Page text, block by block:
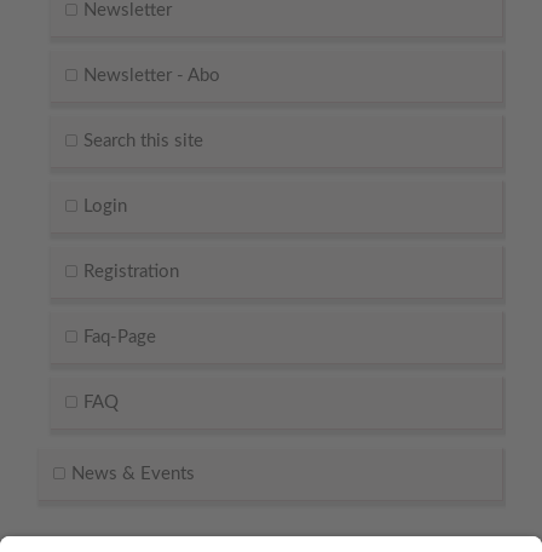
Newsletter
Newsletter - Abo
Search this site
Login
Registration
Faq-Page
FAQ
News & Events